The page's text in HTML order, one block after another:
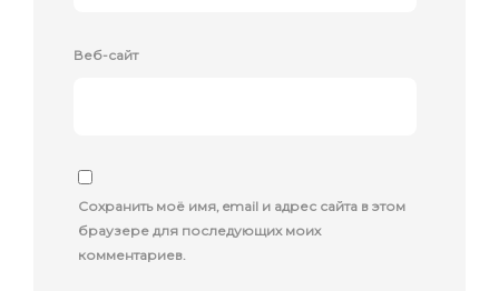
Веб-сайт
Сохранить моё имя, email и адрес сайта в этом
браузере для последующих моих
комментариев.